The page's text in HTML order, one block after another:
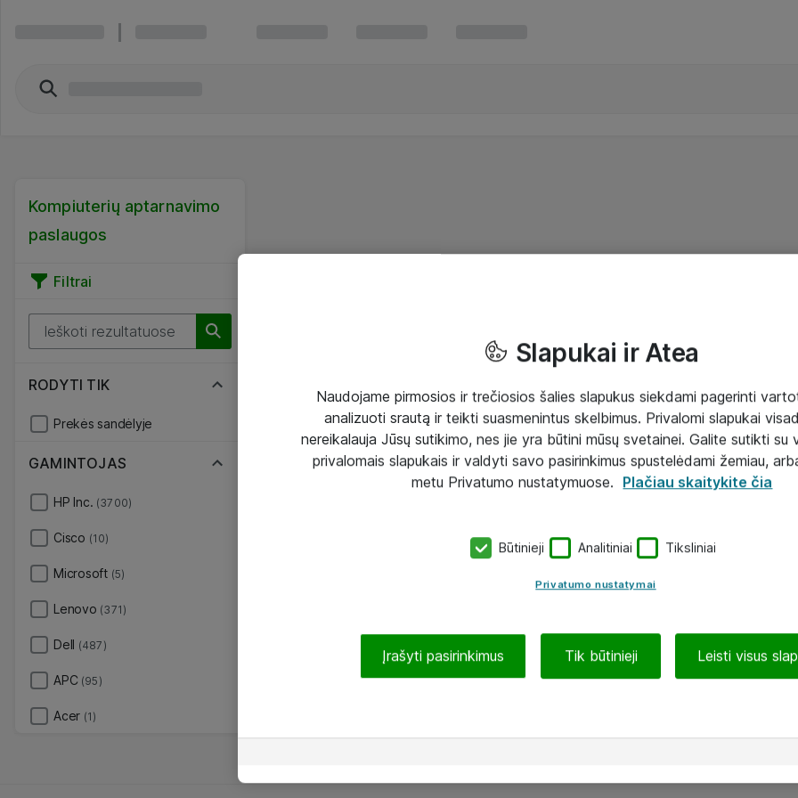
Kompiuterių aptarnavimo
paslaugos
Filtrai
RODYTI TIK
Prekės sandėlyje
GAMINTOJAS
HP Inc. (3700)
Cisco (10)
Microsoft (5)
Lenovo (371)
Dell (487)
APC (95)
Acer (1)
Slapukai ir Atea
Naudojame pirmosios ir trečiosios šalies slapukus siekdami pagerinti
analizuoti srautą ir teikti suasmenintus skelbimus. Privalomi slapukai
nereikalauja Jūsų sutikimo, nes jie yra būtini mūsų svetainei. Galite sutikti su
privalomais slapukais ir valdyti savo pasirinkimus spustelėdami žemiau,
metu Privatumo nustatymuose. Plačiau skaitykite čia
Būtinieji Analitiniai Tiksliniai
Privatumo nustatymai
Įrašyti pasirinkimus Tik būtinieji Leisti visus